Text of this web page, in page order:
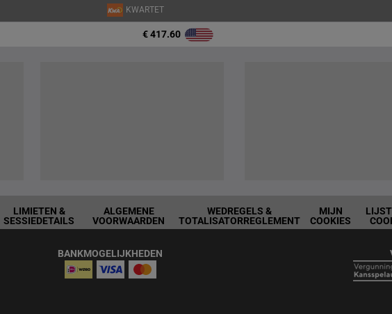
KWARTET
€ 417.60
LIMIETEN &
SESSIEDETAILS
ALGEMENE
VOORWAARDEN
WEDREGELS &
TOTALISATORREGLEMENT
MIJN
COOKIES
BANKMOGELIJKHEDEN